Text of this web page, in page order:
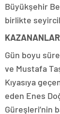
Büyükşehir
birlikte
Gün boyu
ve Mustafa
Kıyasıya
eden Enes
Güreşleri’nin